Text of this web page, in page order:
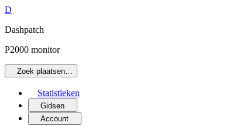
D
Dashpatch
P2000 monitor
Zoek plaatsen…
Statistieken
Gidsen
Account